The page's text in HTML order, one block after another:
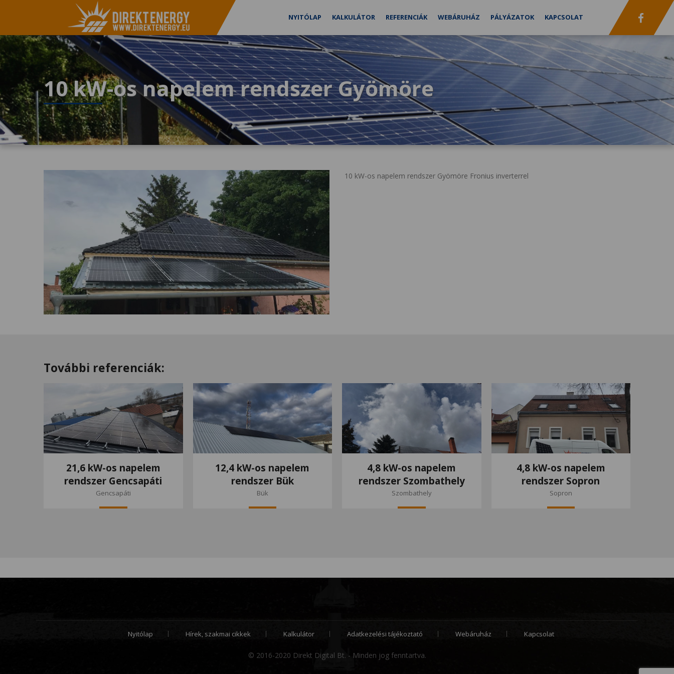
NYITÓLAP KALKULÁTOR REFERENCIÁK WEBÁRUHÁZ PÁLYÁZATOK KAPCSOLAT
10 kW-os napelem rendszer Gyömöre
10 kW-os napelem rendszer Gyömöre Fronius inverterrel
További referenciák:
21,6 kW-os napelem
rendszer Gencsapáti
Gencsapáti
12,4 kW-os napelem
rendszer Bük
Bük
4,8 kW-os napelem
rendszer Szombathely
Szombathely
4,8 kW-os napelem
rendszer Sopron
Sopron
Nyitólap Hírek, szakmai cikkek Kalkulátor Adatkezelési tájékoztató Webáruház Kapcsolat
© 2016-2020 Direkt Digital Bt. - Minden jog fenntartva.